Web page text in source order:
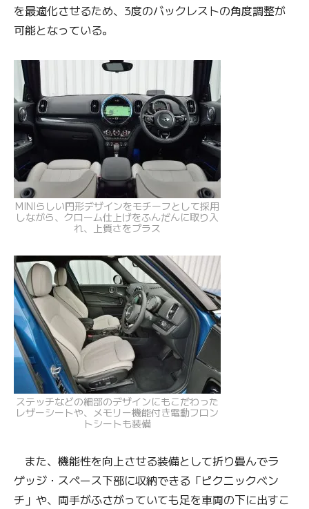
を最適化させるため、3度のバックレストの角度調整が
可能となっている。
MINIらしい円形デザインをモチーフとして採用
しながら、クローム仕上げをふんだんに取り入
れ、上質さをプラス
ステッチなどの細部のデザインにもこだわった
レザーシートや、メモリー機能付き電動フロン
トシートも装備
また、機能性を向上させる装備として折り畳んでラ
ゲッジ・スペース下部に収納できる「ピクニックベン
チ」や、両手がふさがっていても足を車両の下に出すこ